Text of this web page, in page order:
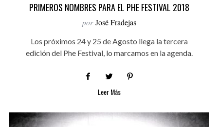
PRIMEROS NOMBRES PARA EL PHE FESTIVAL 2018
por José Fradejas
Los próximos 24 y 25 de Agosto llega la tercera
edición del Phe Festival, lo marcamos en la agenda.
Leer Más